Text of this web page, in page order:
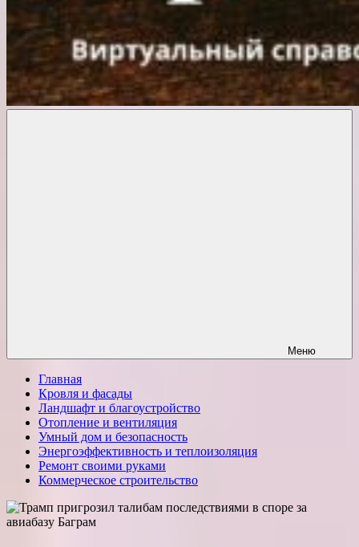
Меню
Главная
Кровля и фасады
Ландшафт и благоустройство
Отопление и вентиляция
Умный дом и безопасность
Энергоэффективность и теплоизоляция
Ремонт своими руками
Коммерческое строительство